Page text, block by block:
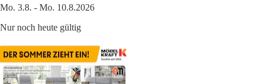
Mo. 3.8. - Mo. 10.8.2026
Nur noch heute gültig